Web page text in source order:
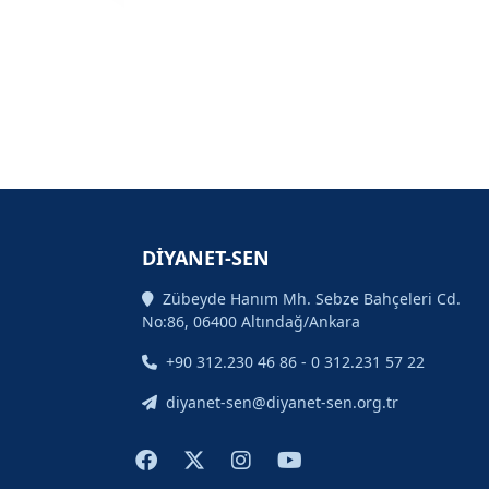
DİYANET-SEN
Zübeyde Hanım Mh. Sebze Bahçeleri Cd.
No:86, 06400 Altındağ/Ankara
+90 312.230 46 86 - 0 312.231 57 22
diyanet-sen@diyanet-sen.org.tr